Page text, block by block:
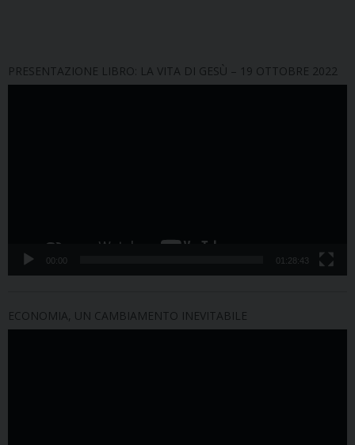
PRESENTAZIONE LIBRO: LA VITA DI GESÙ – 19 OTTOBRE 2022
00:00 01:28:43
ECONOMIA, UN CAMBIAMENTO INEVITABILE